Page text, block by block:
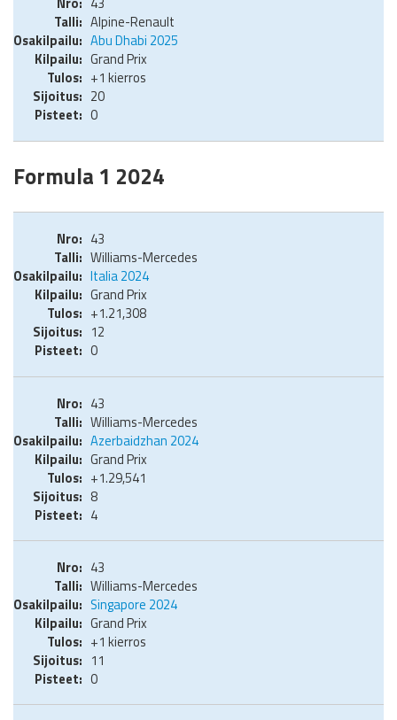
Alpine-Renault
Abu Dhabi 2025
Grand Prix
+1 kierros
20
0
Formula 1 2024
43
Williams-Mercedes
Italia 2024
Grand Prix
+1.21,308
12
0
43
Williams-Mercedes
Azerbaidzhan 2024
Grand Prix
+1.29,541
8
4
43
Williams-Mercedes
Singapore 2024
Grand Prix
+1 kierros
11
0